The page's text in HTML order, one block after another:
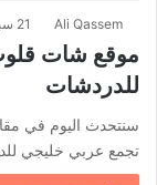
Ali Qassem 21 سبتمبر، 2022
موقع شات
للدردشات
سنتحدث اليوم في
تجمع عربي خليجي